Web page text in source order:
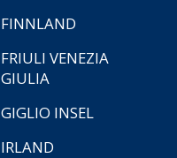
FINNLAND
FRIULI VENEZIA
GIULIA
GIGLIO INSEL
IRLAND